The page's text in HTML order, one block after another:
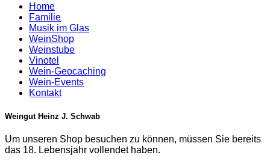
Home
Familie
Musik im Glas
WeinShop
Weinstube
Vinotel
Wein-Geocaching
Wein-Events
Kontakt
Weingut Heinz J. Schwab
Um unseren Shop besuchen zu können, müssen Sie bereits
das 18. Lebensjahr vollendet haben.